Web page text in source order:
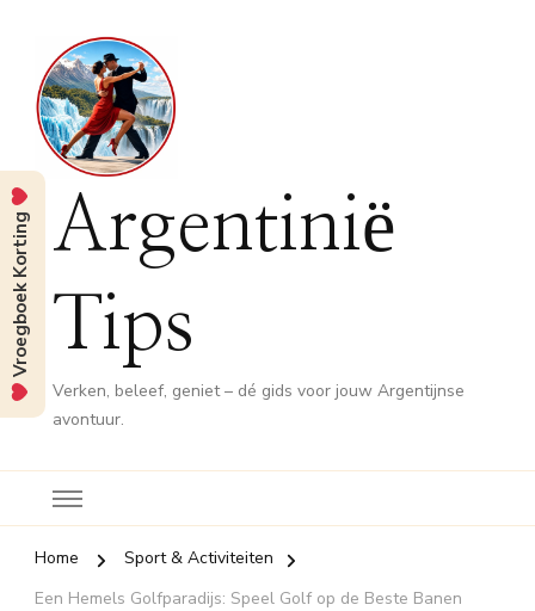
Argentinië
Tips
Verken, beleef, geniet – dé gids voor jouw Argentijnse
avontuur.
Home
Sport & Activiteiten
Een Hemels Golfparadijs: Speel Golf op de Beste Banen
Vroegboek Korting